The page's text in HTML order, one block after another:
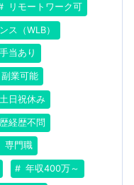
リモートワーク可
ス（WLB）
当あり
副業可能
土日祝休み
経歴不問
専門職
年収400万～